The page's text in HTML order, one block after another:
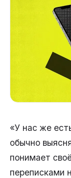
«У нас же
обычно
понимает
переписками